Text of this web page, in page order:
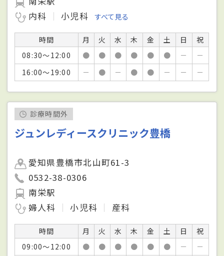
内科
小児科 すべて見る
時間 月 火 水 木 金 土 日
祝
08:30～12:00
● ● ● ● ● ● －
－
16:00～19:00
－ ● － ● ● － － －
診療時間外
ジュンレディースクリニック豊橋
愛知県豊橋市北山町61-3
0532-38-0306
南栄駅
婦人科
小児科 産科
時間 月 火 水 木 金 土 日
祝
09:00～12:00
● ● ● ● ● ● － －